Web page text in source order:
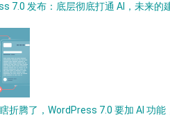
7.0 发布：底层彻底打通 AI，未来的
折腾了，WordPress 7.0 要加 AI 功